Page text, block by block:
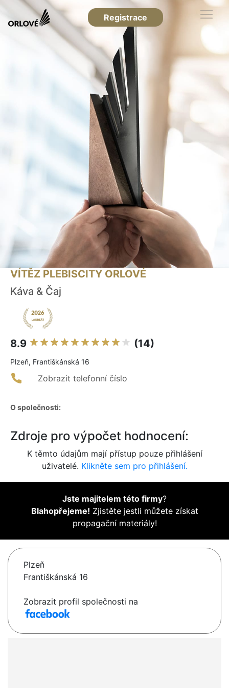
Registrace
VÍTĚZ PLEBISCITY ORLOVÉ
Káva & Čaj
8.9 (14)
Plzeň, Františkánská 16
Zobrazit telefonní číslo
O společnosti:
Zdroje pro výpočet hodnocení:
K těmto údajům mají přístup pouze přihlášení
uživatelé. Klikněte sem pro přihlášení.
Jste majitelem této firmy?
Blahopřejeme! Zjistěte jestli můžete získat
propagační materiály!
Plzeň
Františkánská 16
Zobrazit profil společnosti na